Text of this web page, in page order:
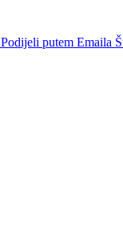
Podijeli putem Emaila